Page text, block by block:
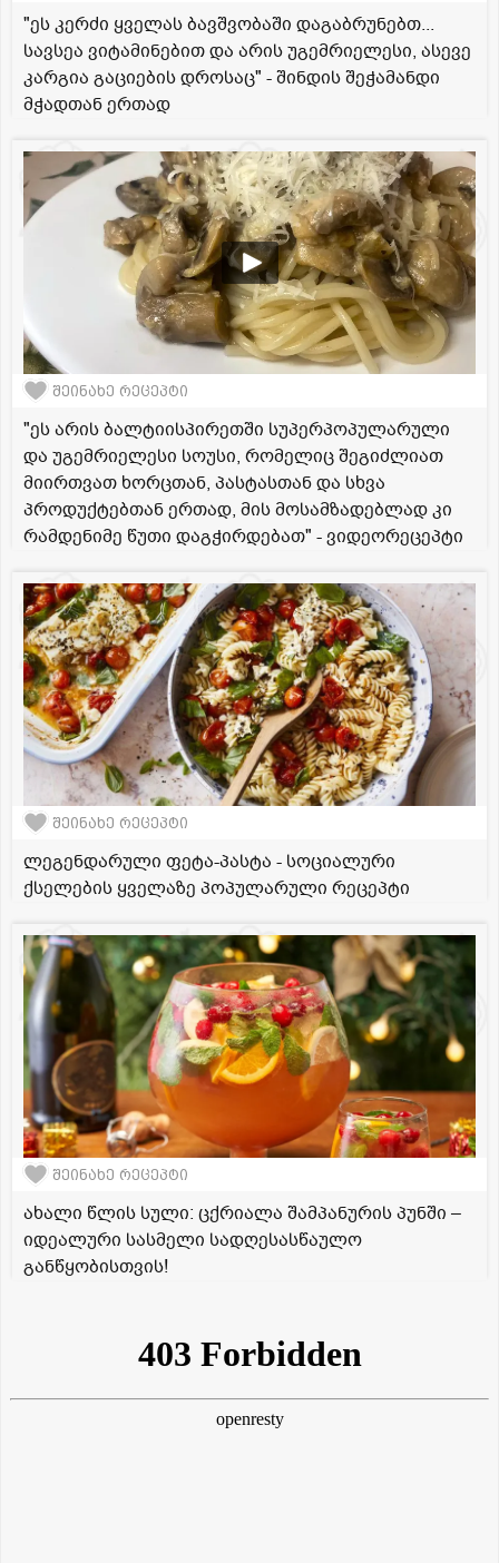
"ეს კერძი ყველას ბავშვობაში დაგაბრუნებთ...
სავსეა ვიტამინებით და არის უგემრიელესი, ასევე
კარგია გაციების დროსაც" - შინდის შეჭამანდი
მჭადთან ერთად
შეინახე რეცეპტი
"ეს არის ბალტიისპირეთში სუპერპოპულარული
და უგემრიელესი სოუსი, რომელიც შეგიძლიათ
მიირთვათ ხორცთან, პასტასთან და სხვა
პროდუქტებთან ერთად, მის მოსამზადებლად კი
რამდენიმე წუთი დაგჭირდებათ" - ვიდეორეცეპტი
შეინახე რეცეპტი
ლეგენდარული ფეტა-პასტა - სოციალური
ქსელების ყველაზე პოპულარული რეცეპტი
შეინახე რეცეპტი
ახალი წლის სული: ცქრიალა შამპანურის პუნში –
იდეალური სასმელი სადღესასწაულო
განწყობისთვის!